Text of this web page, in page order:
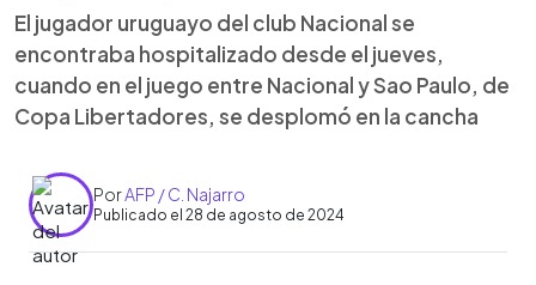
El jugador uruguayo del club Nacional se
encontraba hospitalizado desde el jueves,
cuando en el juego entre Nacional y Sao Paulo, de
Copa Libertadores, se desplomó en la cancha
PorAFP / C. Najarro
Publicado el 28 de agosto de 2024